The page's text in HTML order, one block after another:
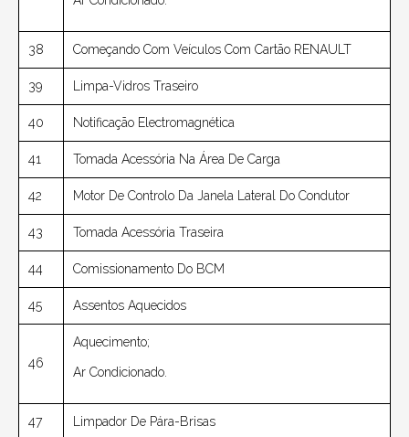
38 Começando Com Veículos Com Cartão RENAULT
39 Limpa-Vidros Traseiro
40 Notificação Electromagnética
41 Tomada Acessória Na Área De Carga
42 Motor De Controlo Da Janela Lateral Do Condutor
43 Tomada Acessória Traseira
44 Comissionamento Do BCM
45 Assentos Aquecidos
46
Aquecimento;
Ar Condicionado.
47 Limpador De Pára-Brisas